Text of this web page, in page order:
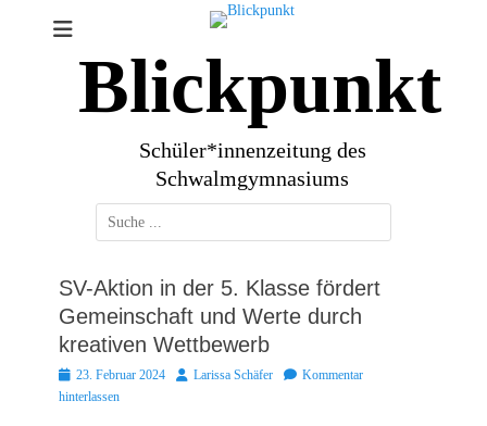
Blickpunkt
Schüler*innenzeitung des
Schwalmgymnasiums
Suchen
nach:
SV-Aktion in der 5. Klasse fördert
Gemeinschaft und Werte durch
kreativen Wettbewerb
Posted
on
23. Februar 2024 AutorLarissa Schäfer
Kommentar
hinterlassen